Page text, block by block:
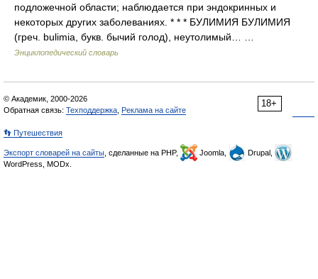
подложечной области; наблюдается при эндокринных и
некоторых других заболеваниях. * * * БУЛИМИЯ БУЛИМИЯ
(греч. bulimia, букв. бычий голод), неутолимый… …
Энциклопедический словарь
18+
© Академик, 2000-2026
Обратная связь: Техподдержка Реклама на сайте
👣 Путешествия
Экспорт словарей на сайты , сделанные на PHP, Joomla,
Drupal,
WordPress, MODx.